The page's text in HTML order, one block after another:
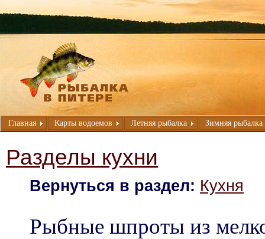
Главная Карты водоемов Летняя рыбалка Зимняя рыбалка
Разделы кухни
Вернуться в раздел: Кухня
Рыбные шпроты из